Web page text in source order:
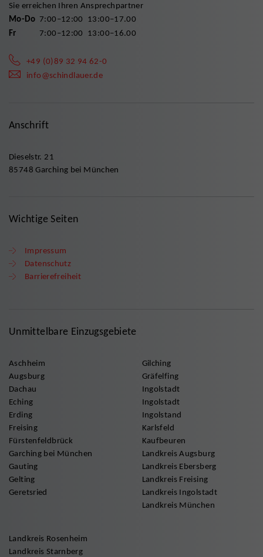
Sie erreichen Ihren Ansprechpartner
Mo-Do 7:00–12:00 13:00–17.00
Fr
7:00–12:00 13:00–16.00
+49 (0)89 32 94 62-0
info@schindlauer.de
Anschrift
Dieselstr. 21
85748 Garching bei München
Wichtige Seiten
Impressum
Datenschutz
Barrierefreiheit
Unmittelbare Einzugsgebiete
Aschheim
Augsburg
Dachau
Eching
Erding
Freising
Fürstenfeldbrück
Garching bei München
Gauting
Gelting
Geretsried
Gilching
Gräfelfing
Ingolstadt
Ingolstadt
Ingolstand
Karlsfeld
Kaufbeuren
Landkreis Augsburg
Landkreis Ebersberg
Landkreis Freising
Landkreis Ingolstadt
Landkreis München
Landkreis Rosenheim
Landkreis Starnberg